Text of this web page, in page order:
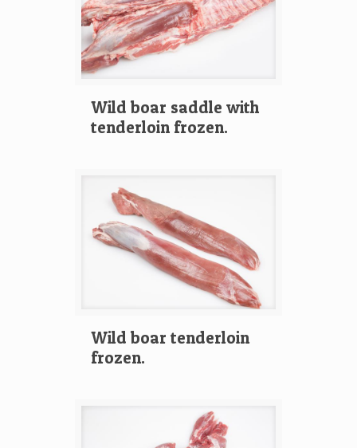
Wild boar saddle with
tenderloin frozen.
Wild boar tenderloin
frozen.